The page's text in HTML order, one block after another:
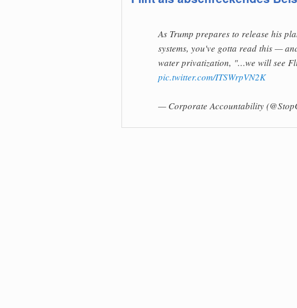
As Trump prepares to release his
systems, you've gotta read this —
water privatization, "…we will see
pic.twitter.com/ITSWrpVN2K
— Corporate Accountability